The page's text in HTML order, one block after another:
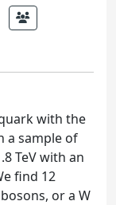
with the
a sample of
TeV with an
find 12
or a W